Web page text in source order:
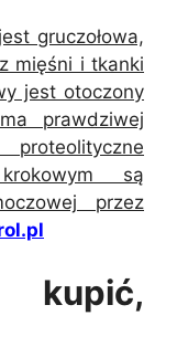
gruczołowa,
mięśni i tkanki
jest otoczony
prawdziwej
są
przez
kupić,